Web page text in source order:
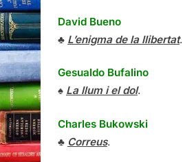
David Bueno
♣ L’enigma de la llibertat.
Gesualdo Bufalino
♠ La llum i el dol.
Charles Bukowski
♣ Correus.